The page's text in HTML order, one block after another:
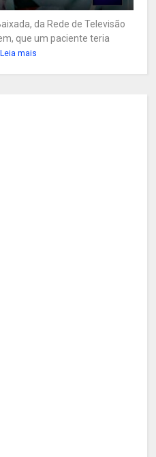
da Rede de Televisão
que um paciente teria
Leia mais